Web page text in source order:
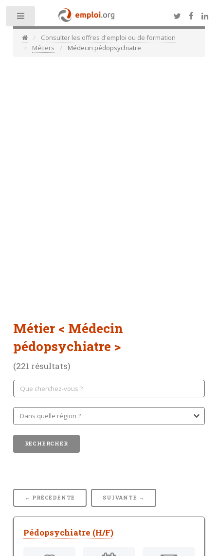
Consulter les offres d'emploi ou de formation
Métiers
Médecin pédopsychiatre
Métier < Médecin
pédopsychiatre >
(221 résultats)
← PRÉCÉDENTE SUIVANTE →
Pédopsychiatre (H/F)
Toggle